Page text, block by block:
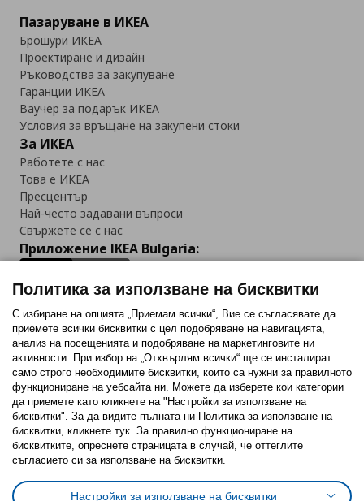
Пазаруване в ИКЕА
Брошури ИКЕА
Проектиране и дизайн
Ръководства за закупуване
Гаранции ИКЕА
Ваучер за подарък ИКЕА
Условия за връщане на закупени стоки
За ИКЕА
Работете с нас
Това е ИКЕА
Пресцентър
Най-често задавани въпроси
Свържете се с нас
Приложение IKEA Bulgaria:
Последвайте ни:
FacebookTwitterYoutubePinterestInstagram
Политика за използване на бисквитки (Cookies)
Избор на настройки за използване на бисквитки
Политика за използване на бисквитки
С избиране на опцията „Приемам всички“, Вие се съгласявате да
приемете всички бисквитки с цел подобряване на навигацията,
анализ на посещенията и подобряване на маркетинговите ни
активности. При избор на „Отхвърлям всички“ ще се инсталират
само строго необходимитe бисквитки, които са нужни за правилното
функциониране на уебсайта ни. Можете да изберете кои категории
да приемете като кликнете на "Настройки за използване на
бисквитки". За да видите пълната ни Политика за използване на
бисквитки, кликнете тук. За правилно функциониране на
бисквитките, опреснете страницата в случай, че оттеглите
съгласието си за използване на бисквитки.
Настройки за използване на бисквитки